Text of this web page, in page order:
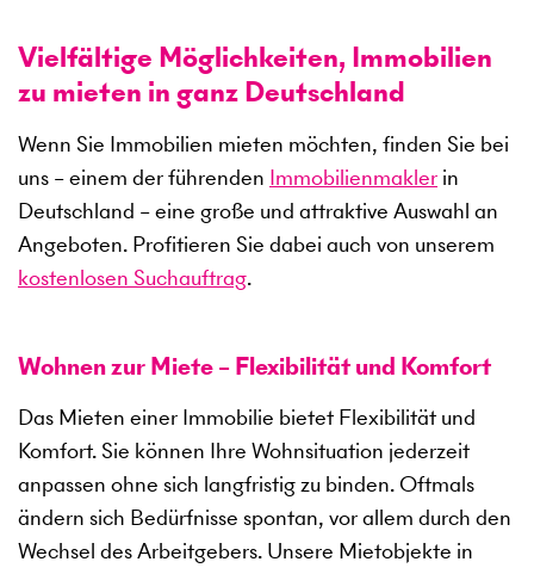
Vielfältige Möglichkeiten, Immobilien
zu mieten in ganz Deutschland
Wenn Sie Immobilien mieten möchten, finden Sie bei
uns – einem der führenden Immobilienmakler in
Deutschland – eine große und attraktive Auswahl an
Angeboten. Profitieren Sie dabei auch von unserem
kostenlosen Suchauftrag.
Wohnen zur Miete – Flexibilität und Komfort
Das Mieten einer Immobilie bietet Flexibilität und
Komfort. Sie können Ihre Wohnsituation jederzeit
anpassen ohne sich langfristig zu binden. Oftmals
ändern sich Bedürfnisse spontan, vor allem durch den
Wechsel des Arbeitgebers. Unsere Mietobjekte in